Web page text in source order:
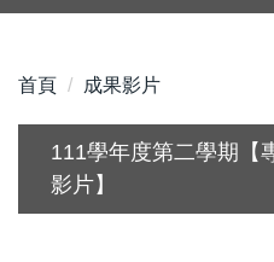
首頁 成果影片
111學年度第二學期【
影片】